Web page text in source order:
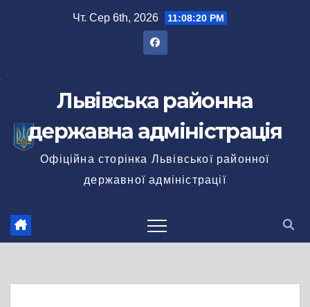
Чт. Сер 6th, 2026 11:08:21 PM
Львівська районна
державна адміністрація
Офіційна сторінка Львівської районної
державної адміністрації